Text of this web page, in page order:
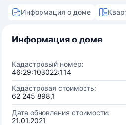
Информация о доме
Информация о доме
Кадастровый номер:
46:29:103022:114
Кадастровая стоимость:
62 245 898,1
Дата обновления стоимости:
21.01.2021